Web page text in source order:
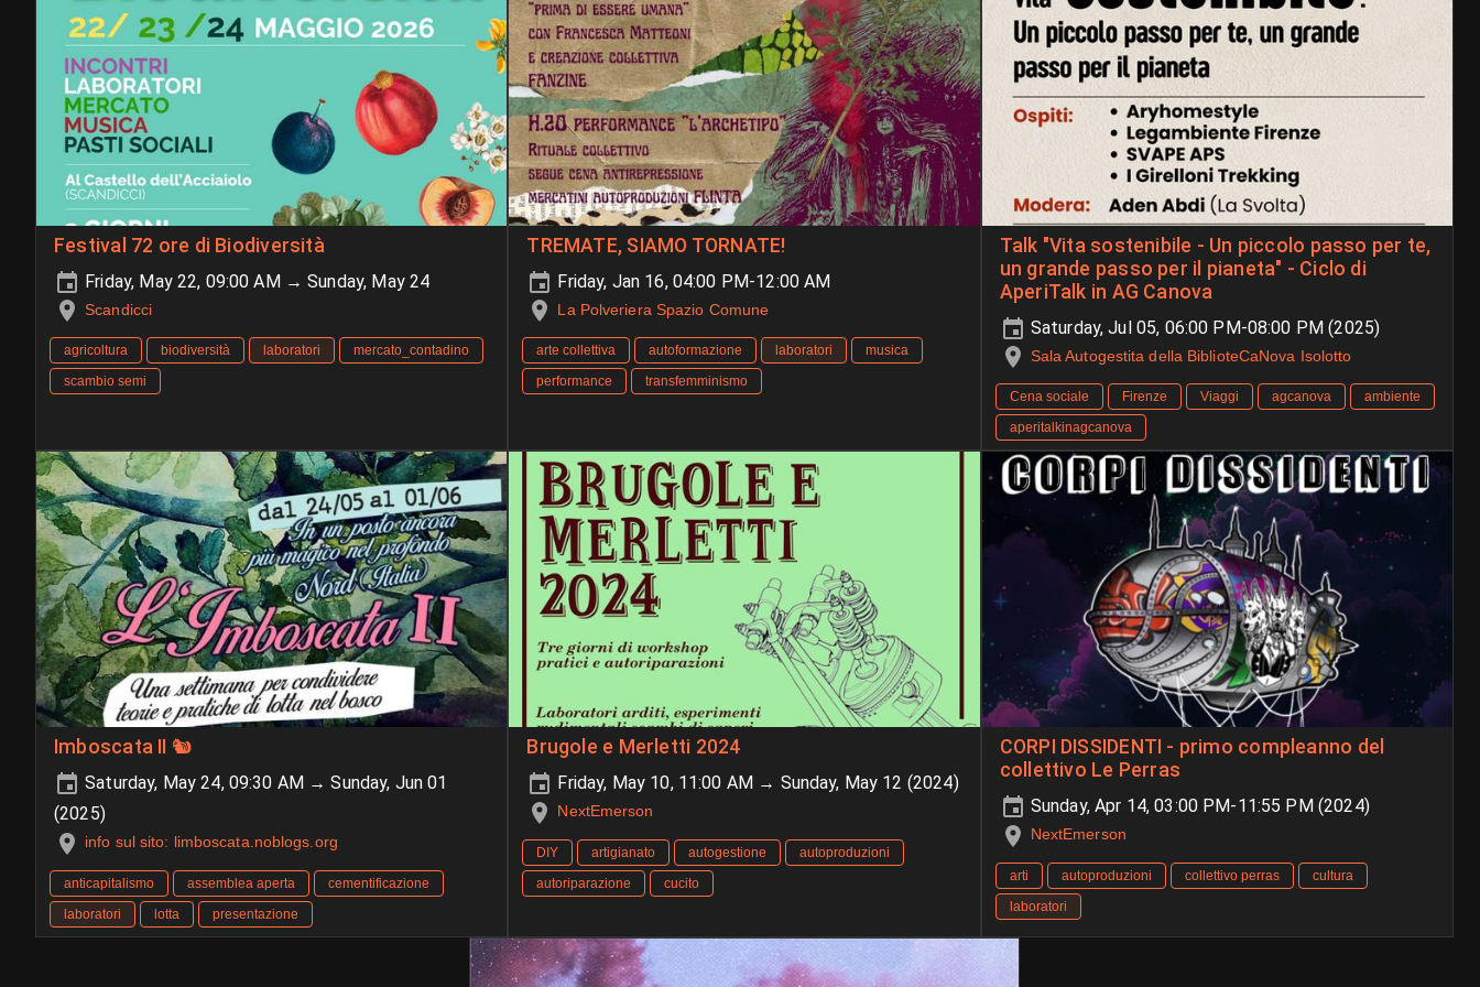
Festival 72 ore di Biodiversità
Friday, May 22, 09:00 AM → Sunday, May 24
Scandicci
agricoltura biodiversità laboratori
mercato_contadino
scambio semi
TREMATE, SIAMO TORNATE!
Friday, Jan 16, 04:00 PM-12:00 AM
La Polveriera Spazio Comune
arte collettiva autoformazione laboratori
musica
performance
transfemminismo
Talk "Vita sostenibile - Un piccolo passo per te,
un grande passo per il pianeta" - Ciclo di
AperiTalk in AG Canova
Saturday, Jul 05, 06:00 PM-08:00 PM (2025)
Sala Autogestita della BiblioteCaNova Isolotto
Cena sociale Firenze Viaggi agcanova
ambiente
aperitalkinagcanova
Imboscata II 🐿️
Saturday, May 24, 09:30 AM → Sunday, Jun 01
(2025)
info sul sito: limboscata.noblogs.org
anticapitalismo assemblea aperta
cementificazione
laboratori
lotta presentazione
Brugole e Merletti 2024
Friday, May 10, 11:00 AM → Sunday, May 12 (2024)
NextEmerson
DIY artigianato autogestione
autoproduzioni
autoriparazione
cucito
CORPI DISSIDENTI - primo compleanno del
collettivo Le Perras
Sunday, Apr 14, 03:00 PM-11:55 PM (2024)
NextEmerson
arti autoproduzioni collettivo perras
cultura
laboratori